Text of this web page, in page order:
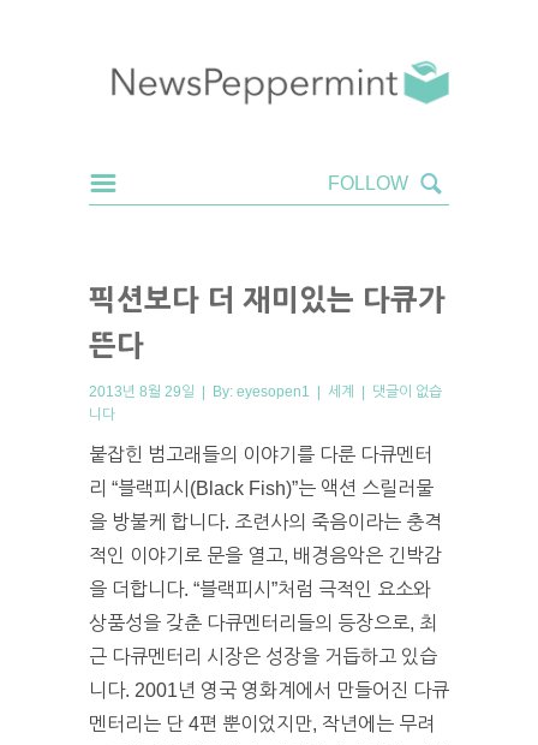
픽션보다 더 재미있는 다큐가
뜬다
2013년 8월 29일 | By: eyesopen1 | 세계 | 댓글이 없습
니다
붙잡힌 범고래들의 이야기를 다룬 다큐멘터
리 “블랙피시(Black Fish)”는 액션 스릴러물
을 방불케 합니다. 조련사의 죽음이라는 충격
적인 이야기로 문을 열고, 배경음악은 긴박감
을 더합니다. “블랙피시”처럼 극적인 요소와
상품성을 갖춘 다큐멘터리들의 등장으로, 최
근 다큐멘터리 시장은 성장을 거듭하고 있습
니다. 2001년 영국 영화계에서 만들어진 다큐
멘터리는 단 4편 뿐이었지만, 작년에는 무려